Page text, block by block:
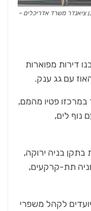
ציאנדר משרד אדריכלים –
דירות מפוארות
במרכזו פטיו מהמם,
5 חדרים עם נוף לים,
בתקן בניה ירוקה,
תת-קרקעים,
לקהל משפרי